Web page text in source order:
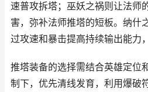
速普攻拆塔；巫妖之祸则让法师
害，弥补法师推塔的短板。纳什
过攻速和暴击提高持续输出能力
推塔装备的选择需结合英雄定位
制下，优先清线发育，利用爆破